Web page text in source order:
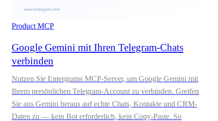
Product MCP
Google Gemini mit Ihren Telegram-Chats
verbinden
Nutzen Sie Entergrams MCP-Server, um Google Gemini mit
Ihrem persönlichen Telegram-Account zu verbinden. Greifen
Sie aus Gemini heraus auf echte Chats, Kontakte und CRM-
Daten zu — kein Bot erforderlich, kein Copy-Paste. So